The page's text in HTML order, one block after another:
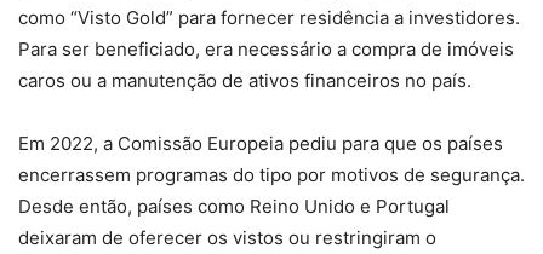
como “Visto Gold” para fornecer residência a investidores.
Para ser beneficiado, era necessário a compra de imóveis
caros ou a manutenção de ativos financeiros no país.
Em 2022, a Comissão Europeia pediu para que os países
encerrassem programas do tipo por motivos de segurança.
Desde então, países como Reino Unido e Portugal
deixaram de oferecer os vistos ou restringiram o